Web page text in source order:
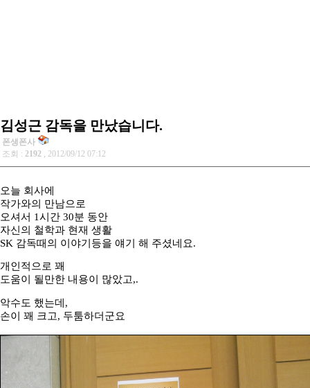
김성근 감독을 만났습니다.
폰생폰사
조회 : 2192 , 2012/09/12 07:12
오늘 회사에
작가와의 만남으로
오셔서 1시간 30분 동안
자신의 철학과 현재 생활
SK 감독때의 이야기등을 얘기 해 주셨네요.
개인적으로 꽤
도움이 될만한 내용이 많았고,.
악수도 했는데,
손이 꽤 크고, 두툼하더군요